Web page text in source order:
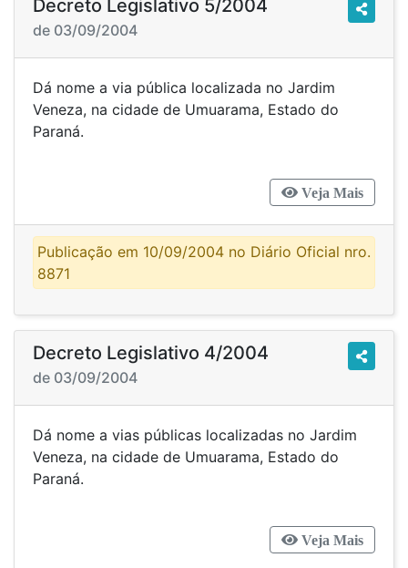
Decreto Legislativo 5/2004
de 03/09/2004
Dá nome a via pública localizada no Jardim
Veneza, na cidade de Umuarama, Estado do
Paraná.
Veja Mais
Publicação em 10/09/2004 no Diário Oficial nro.
8871
Decreto Legislativo 4/2004
de 03/09/2004
Dá nome a vias públicas localizadas no Jardim
Veneza, na cidade de Umuarama, Estado do
Paraná.
Veja Mais